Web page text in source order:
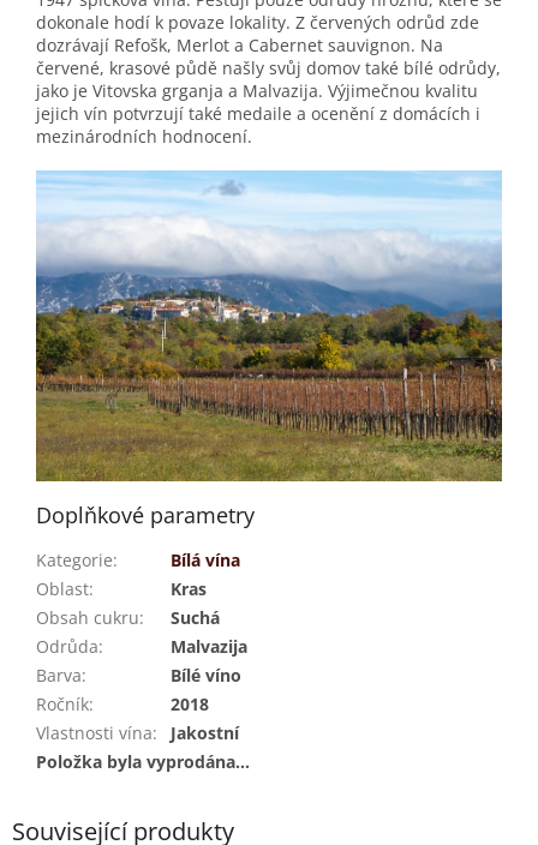
dokonale hodí k povaze lokality. Z červených odrůd zde
dozrávají Refošk, Merlot a Cabernet sauvignon. Na
červené, krasové půdě našly svůj domov také bílé odrůdy,
jako je Vitovska grganja a Malvazija. Výjimečnou kvalitu
jejich vín potvrzují také medaile a ocenění z domácích i
mezinárodních hodnocení.
Doplňkové parametry
Kategorie:
Bílá vína
Oblast:
Kras
Obsah cukru:
Suchá
Odrůda:
Malvazija
Barva:
Bílé víno
Ročník:
2018
Vlastnosti vína:
Jakostní
Položka byla vyprodána…
Související produkty